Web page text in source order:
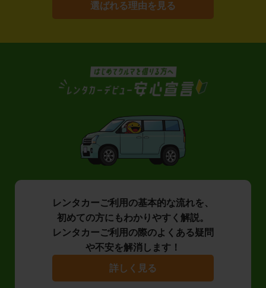
選ばれる理由を見る
レンタカーご利用の基本的な流れを、
初めての方にもわかりやすく解説。
レンタカーご利用の際のよくある疑問
や不安を解消します！
詳しく見る